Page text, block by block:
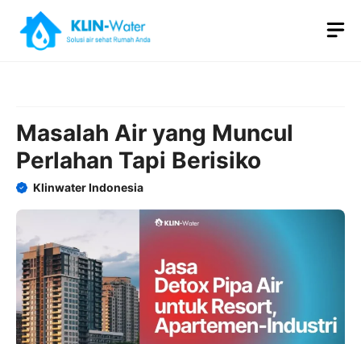
content
Masalah Air yang Muncul
Perlahan Tapi Berisiko
Klinwater Indonesia